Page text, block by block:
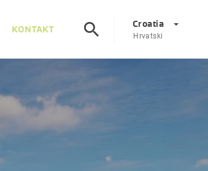
KONTAKT Croatia
Hrvatski